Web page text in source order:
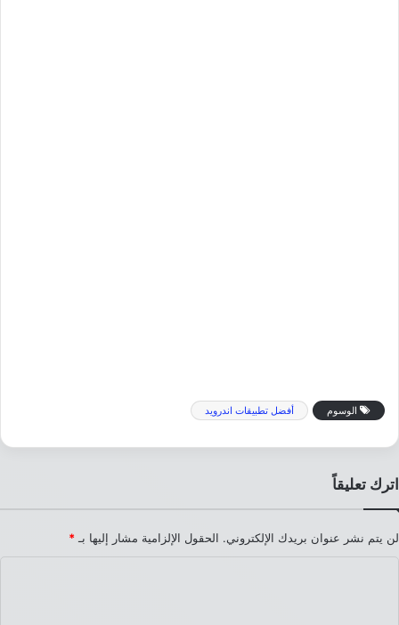
الوسوم أفضل تطبيقات اندرويد
اترك تعليقاً
لن يتم نشر عنوان بريدك الإلكتروني. الحقول الإلزامية مشار إليها بـ *